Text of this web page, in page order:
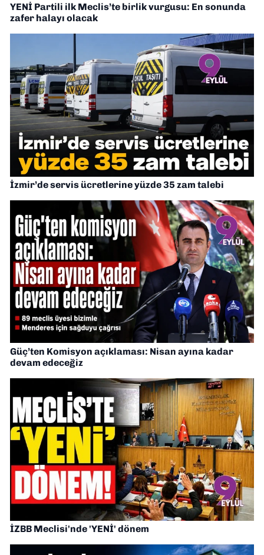
YENİ Partili ilk Meclis’te birlik vurgusu: En sonunda
zafer halayı olacak
İzmir’de servis ücretlerine yüzde 35 zam talebi
Güç’ten Komisyon açıklaması: Nisan ayına kadar
devam edeceğiz
İZBB Meclisi'nde 'YENİ' dönem